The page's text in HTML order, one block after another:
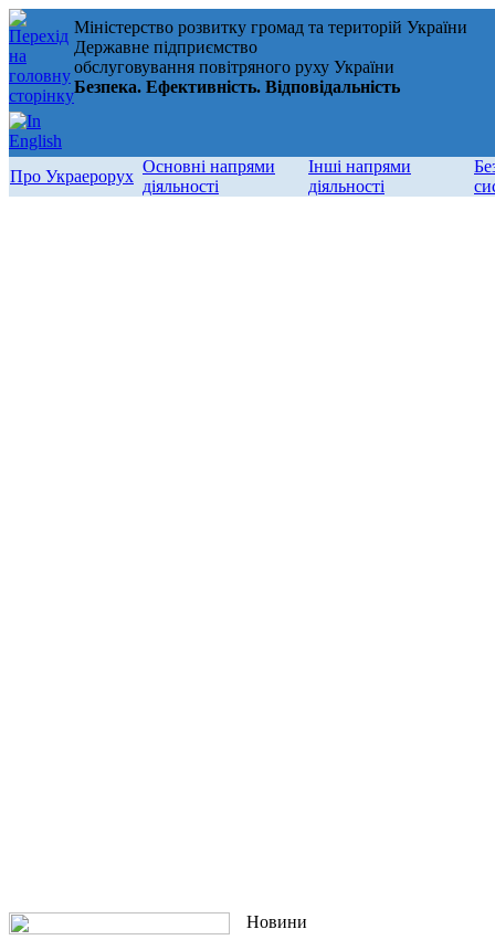
Міністерство розвитку громад та територій України
Державне підприємство
обслуговування повітряного руху України
Безпека. Ефективність. Відповідальність
Про Украерорух
Основні напрями
діяльності
Інші напрями
діяльності
Новини